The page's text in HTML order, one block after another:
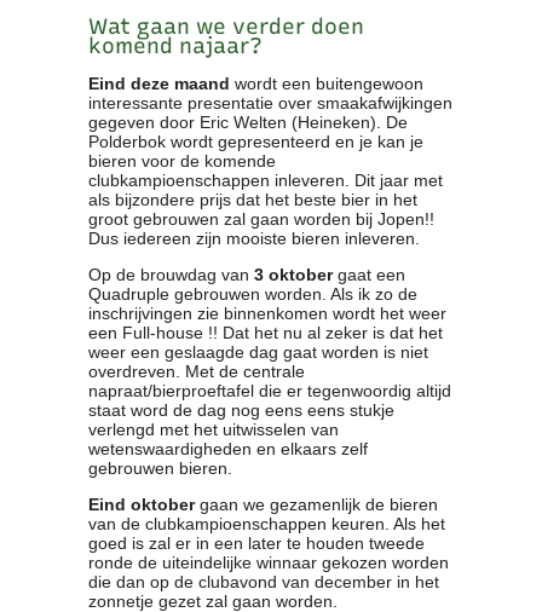
Wat gaan we verder doen
komend najaar?
Eind deze maand wordt een buitengewoon
interessante presentatie over smaakafwijkingen
gegeven door Eric Welten (Heineken). De
Polderbok wordt gepresenteerd en je kan je
bieren voor de komende
clubkampioenschappen inleveren. Dit jaar met
als bijzondere prijs dat het beste bier in het
groot gebrouwen zal gaan worden bij Jopen!!
Dus iedereen zijn mooiste bieren inleveren.
Op de brouwdag van 3 oktobergaat een
Quadruple gebrouwen worden. Als ik zo de
inschrijvingen zie binnenkomen wordt het weer
een Full-house !! Dat het nu al zeker is dat het
weer een geslaagde dag gaat worden is niet
overdreven. Met de centrale
napraat/bierproeftafel die er tegenwoordig altijd
staat word de dag nog eens eens stukje
verlengd met het uitwisselen van
wetenswaardigheden en elkaars zelf
gebrouwen bieren.
Eind oktobergaan we gezamenlijk de bieren
van de clubkampioenschappen keuren. Als het
goed is zal er in een later te houden tweede
ronde de uiteindelijke winnaar gekozen worden
die dan op de clubavond van december in het
zonnetje gezet zal gaan worden.